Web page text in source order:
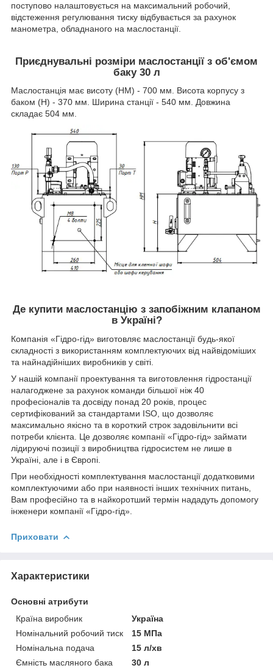
поступово налаштовується на максимальний робочий,
відстеження регулювання тиску відбувається за рахунок
манометра, обладнаного на маслостанції.
Приєднувальні розміри маслостанції з об'ємом
баку 30 л
Маслостанція має висоту (НМ) - 700 мм. Висота корпусу з
баком (Н) - 370 мм. Ширина станції - 540 мм. Довжина
складає 504 мм.
Де купити маслостанцію з запобіжним клапаном
в Україні?
Компанія «Гідро-гід» виготовляє маслостанції будь-якої
складності з використанням комплектуючих від найвідоміших
та найнадійніших виробників у світі.
У нашій компанії проектування та виготовлення гідростанції
налагоджене за рахунок команди більшої ніж 40
професіоналів та досвіду понад 20 років, процес
сертифікований за стандартами ISO, що дозволяє
максимально якісно та в короткий строк задовільнити всі
потреби клієнта. Це дозволяє компанії «Гідро-гід» займати
лідируючі позиції з виробництва гідросистем не лише в
Україні, але і в Європі.
При необхідності комплектування маслостанції додатковими
комплектуючими або при наявності інших технічних питань,
Вам професійно та в найкоротший термін нададуть допомогу
інженери компанії «Гідро-гід».
Приховати
Характеристики
Основні атрибути
Країна виробник
Україна
Номінальний робочий тиск
15 МПа
Номінальна подача
15 л/хв
Ємність масляного бака
30 л